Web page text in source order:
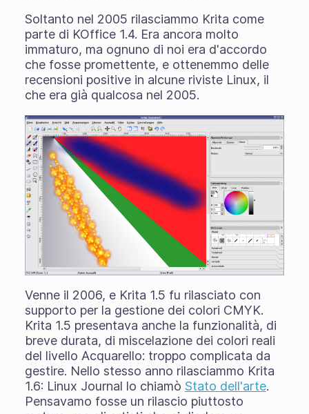
Soltanto nel 2005 rilasciammo Krita come
parte di KOffice 1.4. Era ancora molto
immaturo, ma ognuno di noi era d'accordo
che fosse promettente, e ottenemmo delle
recensioni positive in alcune riviste Linux, il
che era già qualcosa nel 2005.
Venne il 2006, e Krita 1.5 fu rilasciato con
supporto per la gestione dei colori CMYK.
Krita 1.5 presentava anche la funzionalità, di
breve durata, di miscelazione dei colori reali
del livello Acquarello: troppo complicata da
gestire. Nello stesso anno rilasciammo Krita
1.6: Linux Journal lo chiamò Stato dell'arte.
Pensavamo fosse un rilascio piuttosto